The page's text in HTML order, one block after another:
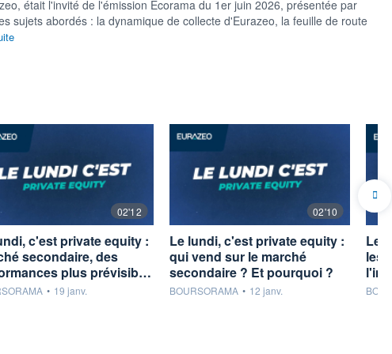
était l'invité de l'émission Ecorama du 1er juin 2026, présentée par
sujets abordés : la dynamique de collecte d'Eurazeo, la feuille de route
02'12
c'est private equity :
secondaire, des
plus prévisib…
fournie par
• 19 janv.
02'10
Le lundi, c'est private equity :
qui vend sur le marché
secondaire ? Et pourquoi ?
information fournie par
BOURSORAMA • 12 janv.
Le
les